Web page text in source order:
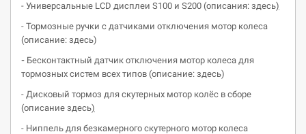
- Универсальные LCD дисплеи S100 и S200 (описания: здесь)
- Тормозные ручки с датчиками отключения мотор колеса
(описание: здесь)
- Бесконтактный датчик отключения мотор колеса для
тормозных систем всех типов (описание: здесь)
- Дисковый тормоз для скутерных мотор колёс в сборе
(описание здесь)
- Ниппель для безкамерного скутерного мотор колеса